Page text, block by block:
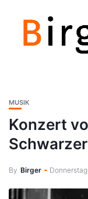
MUSIK
Konzert
By Birger